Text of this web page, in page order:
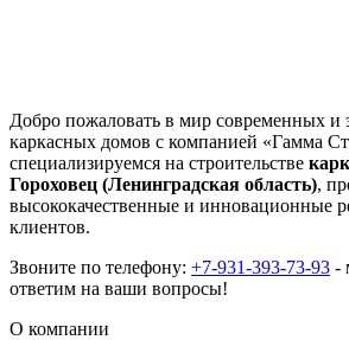
Добро пожаловать в мир современных и
каркасных домов с компанией «Гамма
специализируемся на строительстве
Гороховец (Ленинградская область),
высококачественные и инновационные
клиентов.
Звоните по телефону: +7-931-393-73-93 -
ответим на ваши вопросы!
О компании